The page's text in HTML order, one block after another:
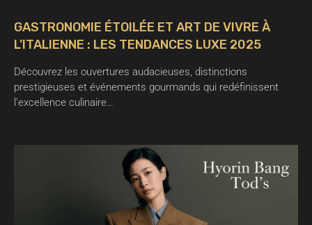
GASTRONOMIE ÉTOILÉE ET ART DE VIVRE À
L’ITALIENNE : LES TENDANCES LUXE 2025
Découvrez les ouvertures audacieuses, distinctions
prestigieuses et événements gourmands qui redéfinissent
l’excellence culinaire…